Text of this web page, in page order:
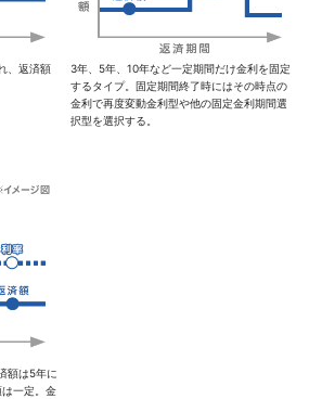
、返済額
3年、5年、10年など一定期間だけ金利を固定
するタイプ。固定期間終了時にはその時点の
金利で再度変動金利型や他の固定金利期間選
択型を選択する。
額は5年に
一定。金